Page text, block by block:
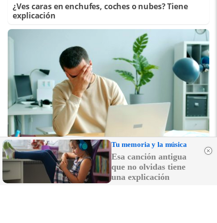
¿Ves caras en enchufes, coches o nubes? Tiene
explicación
¿Te pasa esto?
6 señales claras de que necesitas descansar más
Tu memoria y la música
Esa canción antigua
que no olvidas tiene
una explicación